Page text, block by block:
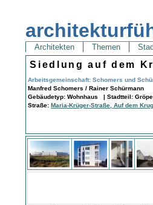
Architekten Themen
Siedlung auf dem
Arbeitsgemeinschaft: Schomers und
Manfred Schomers / Rainer Schürmann
Gebäudetyp: Wohnhaus | Stadtteil:
Straße:Maria-Krüger-Straße, Auf dem